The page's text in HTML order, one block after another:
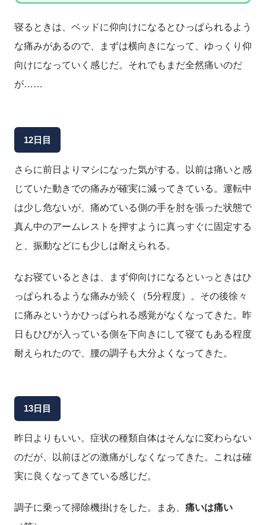
寝るときは、ベッドに仰向けになるとひっぱられるよう
な痛みがあるので、まずは横向きになって、ゆっくり仰
向けになっていく感じだ。それでもまだ全然痛いのだ
が……
12日目
さらに前日よりマシになった気がする。以前は痛いと感
じていた動きでの痛みが確実に減ってきている。運転中
は少し危ないが、痛めている側の手を肘を張った状態で
真ん中のアームレストを押すように真っすぐに固定する
と、振動などにも少しは耐えられる。
なお寝ているときは、まず仰向けになるといっときはひ
っぱられるような痛みが続く（5分程度）。その後徐々
に痛みというかひっぱられる感覚がなくなってきた。昨
日もひびが入っている側を下向きにして寝てもある程度
耐えられたので、腰の調子も大分よくなってきた。
13日目
昨日よりもいい。症状の種類自体はそんなに変わらない
のだが、以前ほどの激痛がしなくなってきた。これは確
実に良くなってきている感じだ。
調子に乗って掃除機掛けをした。まあ、 痛いは痛い